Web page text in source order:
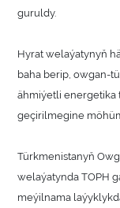
guruldy.
Hyrat welaýatynyň
baha berip, owgan-
ähmiýetli energetika
geçirilmegine
Türkmenistanyň
welaýatynda TOPH
meýilnama